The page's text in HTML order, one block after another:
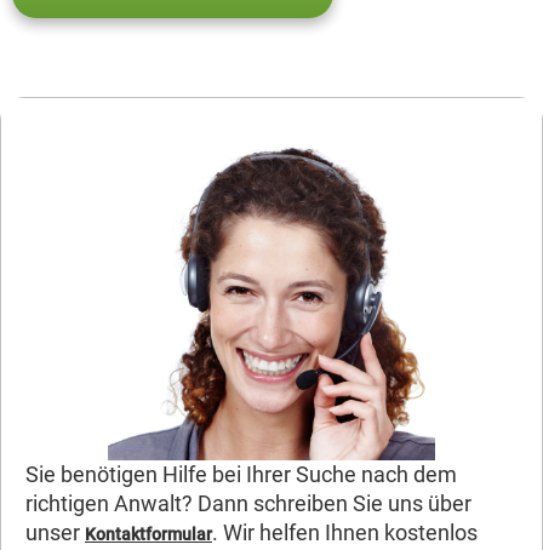
Sie benötigen Hilfe bei Ihrer Suche nach dem
richtigen Anwalt? Dann schreiben Sie uns über
unser Kontaktformular. Wir helfen Ihnen kostenlos